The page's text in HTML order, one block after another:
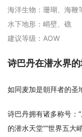
海洋生物：珊瑚、海鞭
水下地形：峭壁、礁
建议等级：AOW
诗巴丹在潜水界
如同麦加是朝拜者的圣
诗巴丹拥有诸多称号：
的潜水天堂”“世界五大